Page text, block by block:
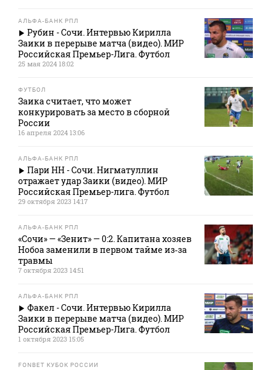
АЛЬФА-БАНК РПЛ
Рубин - Сочи. Интервью Кирилла
Заики в перерыве матча (видео). МИР
Российская Премьер-Лига. Футбол
25 мая 2024 18:02
ФУТБОЛ
Заика считает, что может
конкурировать за место в сборной
России
16 апреля 2024 13:06
АЛЬФА-БАНК РПЛ
Пари НН - Сочи. Нигматуллин
отражает удар Заики (видео). МИР
Российская Премьер-лига. Футбол
29 октября 2023 14:17
АЛЬФА-БАНК РПЛ
«Сочи» — «Зенит» — 0:2. Капитана хозяев
Нобоа заменили в первом тайме из‑за
травмы
7 октября 2023 14:51
АЛЬФА-БАНК РПЛ
Факел - Сочи. Интервью Кирилла
Заики в перерыве матча (видео). МИР
Российская Премьер-Лига. Футбол
1 октября 2023 15:05
FONBET КУБОК РОССИИ